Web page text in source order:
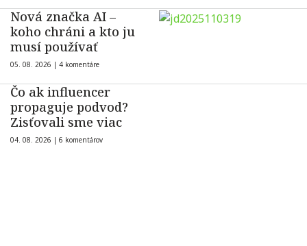
Nová značka AI –
koho chráni a kto ju
musí používať
05. 08. 2026 | 4 komentáre
Čo ak influencer
propaguje podvod?
Zisťovali sme viac
04. 08. 2026 | 6 komentárov